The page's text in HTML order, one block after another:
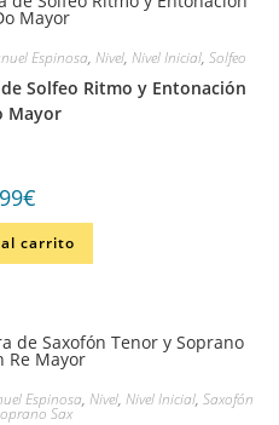
Espinosa, Nivel, Nivel Inicial, Solfeo
Solfeo Ritmo y Entonación
Mayor
€
carrito
Espinosa, Nivel, Nivel Inicial, Saxofón
Sax